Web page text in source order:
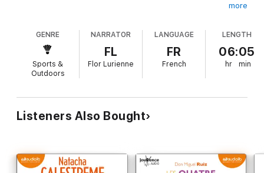
audio, vous allez réactiver votre potentiel et enfin retrouver
votre pleine énergie.
more
GENRE
Sports &
Outdoors
NARRATOR
FL
Flor Lurienne
LANGUAGE
FR
French
LENGTH
06:05
hr min
Listeners Also Bought